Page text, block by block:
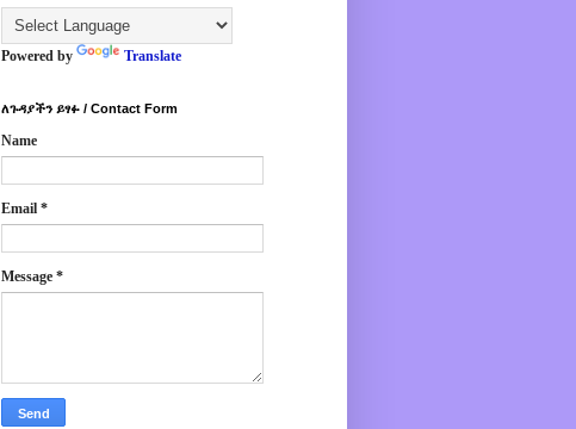
Powered by Translate
ለጉዳያችን ይፃፉ / Contact Form
Name
Email *
Message *